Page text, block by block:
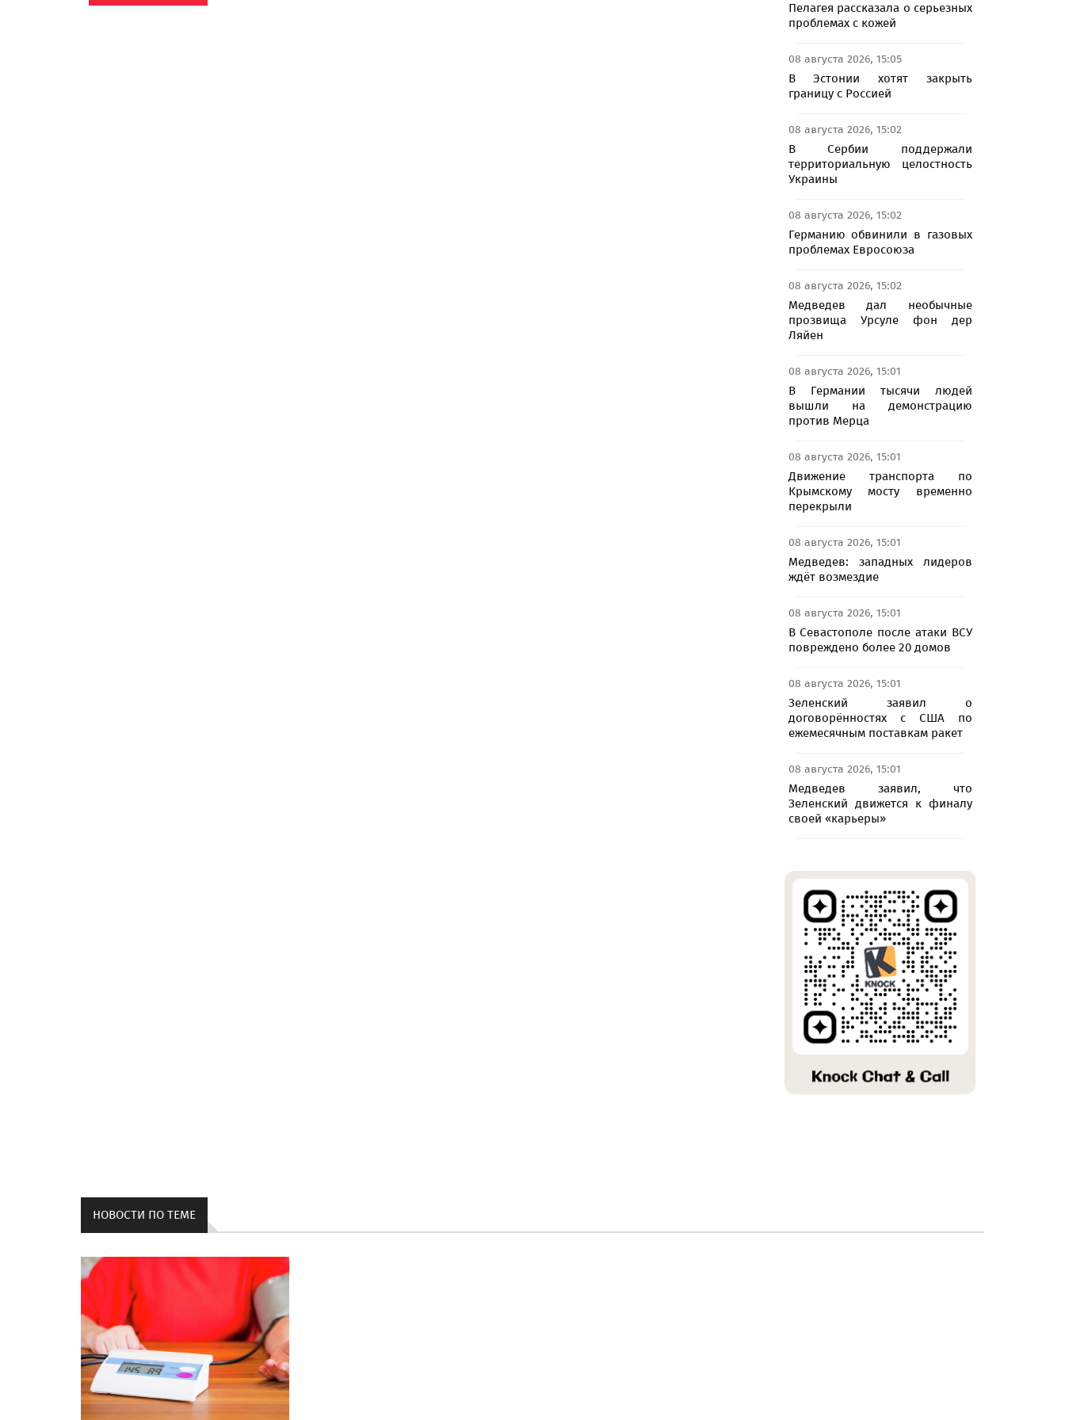
Пелагея рассказала о серьезных
проблемах с кожей
08 августа 2026, 15:05
В Эстонии хотят закрыть
границу с Россией
08 августа 2026, 15:02
В Сербии поддержали
территориальную целостность
Украины
08 августа 2026, 15:02
Германию обвинили в газовых
проблемах Евросоюза
08 августа 2026, 15:02
Медведев дал необычные
прозвища Урсуле фон дер
Ляйен
08 августа 2026, 15:01
В Германии тысячи людей
вышли на демонстрацию
против Мерца
08 августа 2026, 15:01
Движение транспорта по
Крымскому мосту временно
перекрыли
08 августа 2026, 15:01
Медведев: западных лидеров
ждёт возмездие
08 августа 2026, 15:01
В Севастополе после атаки ВСУ
повреждено более 20 домов
08 августа 2026, 15:01
Зеленский заявил о
договорённостях с США по
ежемесячным поставкам ракет
08 августа 2026, 15:01
Медведев заявил, что
Зеленский движется к финалу
своей «карьеры»
НОВОСТИ ПО ТЕМЕ